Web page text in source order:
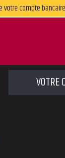
votre compte bancaire
VOTRE